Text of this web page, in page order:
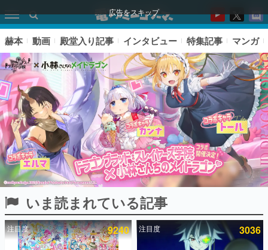
広告をスキップ
ピックアップ
電ファミのいま読まれている記事ランキング
赫本 動画 殿堂入り記事 インタビュー 特集記事 マンガ
いま読まれている記事
注目度 9240 注目度 3036